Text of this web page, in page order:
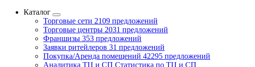
Каталог
Торговые сети 2109 предложений
Торговые центры 2031 предложений
Франшизы 353 предложений
Заявки ритейлеров 31 предложений
Покупка/Аренда помещений 42295 предложений
Аналитика ТЦ и СП Статистика по ТЦ и СП